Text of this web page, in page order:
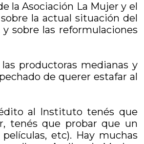
la Asociación La Mujer y el
la actual situación del
sobre las reformulaciones
productoras medianas y
de querer estafar al
al Instituto tenés que
tenés que probar que un
etc). Hay muchas